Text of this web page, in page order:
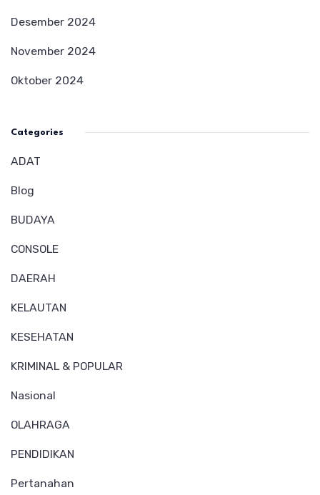
Desember 2024
November 2024
Oktober 2024
Categories
ADAT
Blog
BUDAYA
CONSOLE
DAERAH
KELAUTAN
KESEHATAN
KRIMINAL & POPULAR
Nasional
OLAHRAGA
PENDIDIKAN
Pertanahan